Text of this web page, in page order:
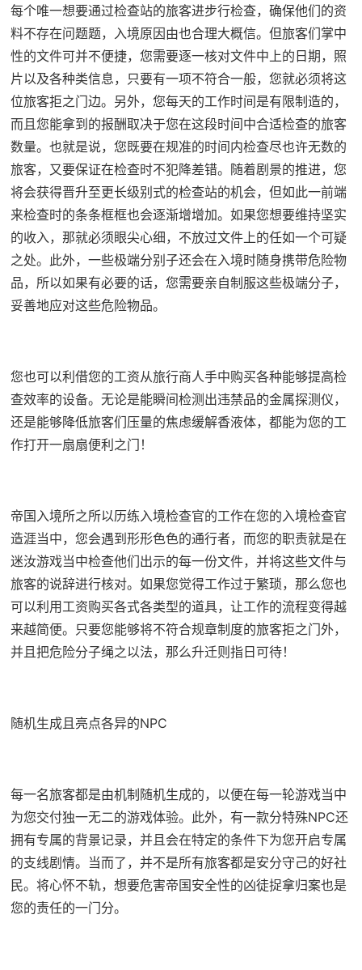
每个唯一想要通过检查站的旅客进步行检查，确保他们的资
料不存在问题题，入境原因由也合理大概信。但旅客们掌中
性的文件可并不便捷，您需要逐一核对文件中上的日期，照
片以及各种类信息，只要有一项不符合一般，您就必须将这
位旅客拒之门边。另外，您每天的工作时间是有限制造的，
而且您能拿到的报酬取决于您在这段时间中合适检查的旅客
数量。也就是说，您既要在规准的时间内检查尽也许无数的
旅客，又要保证在检查时不犯降差错。随着剧景的推进，您
将会获得晋升至更长级别式的检查站的机会，但如此一前端
来检查时的条条框框也会逐渐增增加。如果您想要维持坚实
的收入，那就必须眼尖心细，不放过文件上的任如一个可疑
之处。此外，一些极端分别子还会在入境时随身携带危险物
品，所以如果有必要的话，您需要亲自制服这些极端分子，
妥善地应对这些危险物品。
您也可以利借您的工资从旅行商人手中购买各种能够提高检
查效率的设备。无论是能瞬间检测出违禁品的金属探测仪，
还是能够降低旅客们压量的焦虑缓解香液体，都能为您的工
作打开一扇扇便利之门！
帝国入境所之所以历练入境检查官的工作在您的入境检查官
造涯当中，您会遇到形形色色的通行者，而您的职责就是在
迷汝游戏当中检查他们出示的每一份文件，并将这些文件与
旅客的说辞进行核对。如果您觉得工作过于繁琐，那么您也
可以利用工资购买各式各类型的道具，让工作的流程变得越
来越简便。只要您能够将不符合规章制度的旅客拒之门外，
并且把危险分子绳之以法，那么升迁则指日可待！
随机生成且亮点各异的NPC
每一名旅客都是由机制随机生成的，以便在每一轮游戏当中
为您交付独一无二的游戏体验。此外，有一款分特殊NPC还
拥有专属的背景记录，并且会在特定的条件下为您开启专属
的支线剧情。当而了，并不是所有旅客都是安分守己的好社
民。将心怀不轨，想要危害帝国安全性的凶徒捉拿归案也是
您的责任的一门分。